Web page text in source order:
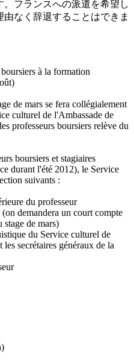
フランスへの派遣を希望し
なく辞退することはできま
à la formation
de mars se fera collégialement
culturel de l'Ambassade de
professeurs boursiers relève du
boursiers et stagiaires
durant l'été 2012), le Service
suivants :
du professeur
demandera un court compte
stage de mars)
du Service culturel de
secrétaires généraux de la